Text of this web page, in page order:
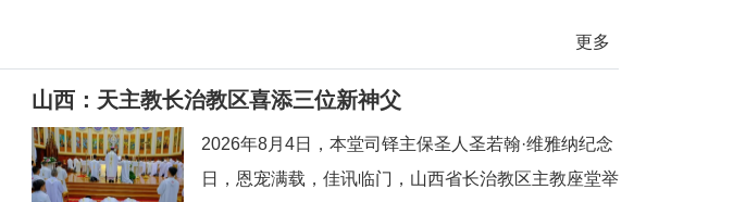
更多
山西：天主教长治教区喜添三位新神父
2026年8月4日，本堂司铎主保圣人圣若翰·维雅纳纪念
日，恩宠满载，佳讯临门，山西省长治教区主教座堂举